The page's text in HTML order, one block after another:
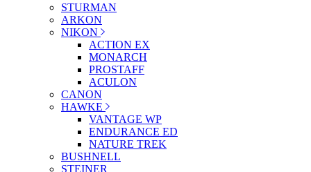
STURMAN
ARKON
NIKON
ACTION EX
MONARCH
PROSTAFF
ACULON
CANON
HAWKE
VANTAGE WP
ENDURANCE ED
NATURE TREK
BUSHNELL
STEINER